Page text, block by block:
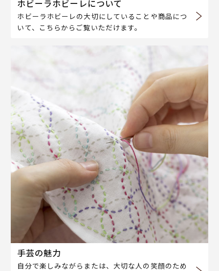
ホビーラホビーレについて
ホビーラホビーレの大切にしていることや商品につ
いて、こちらからご覧いただけます。
手芸の魅力
自分で楽しみながらまたは、大切な人の笑顔のため